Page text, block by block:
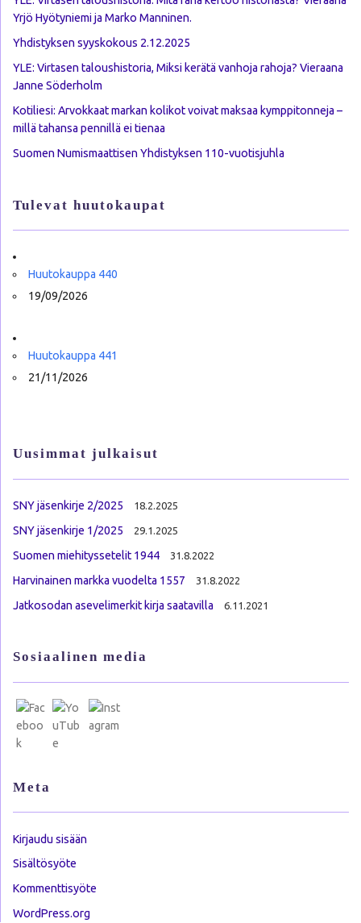
Yrjö Hyötyniemi ja Marko Manninen.
Yhdistyksen syyskokous 2.12.2025
YLE: Virtasen taloushistoria, Miksi kerätä vanhoja rahoja? Vieraana
Janne Söderholm
Kotiliesi: Arvokkaat markan kolikot voivat maksaa kymppitonneja –
millä tahansa pennillä ei tienaa
Suomen Numismaattisen Yhdistyksen 110-vuotisjuhla
Tulevat huutokaupat
Huutokauppa 440
19/09/2026
Huutokauppa 441
21/11/2026
Uusimmat julkaisut
SNY jäsenkirje 2/2025 18.2.2025
SNY jäsenkirje 1/2025 29.1.2025
Suomen miehityssetelit 1944 31.8.2022
Harvinainen markka vuodelta 1557 31.8.2022
Jatkosodan asevelimerkit kirja saatavilla 6.11.2021
Sosiaalinen media
Meta
Kirjaudu sisään
Sisältösyöte
Kommenttisyöte
WordPress.org